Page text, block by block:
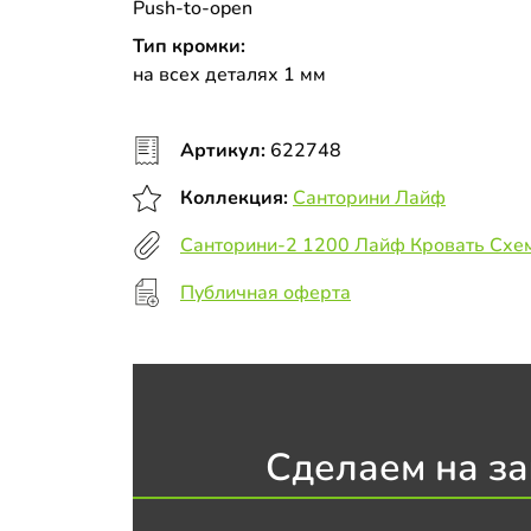
Push-to-open
Тип кромки:
на всех деталях 1 мм
Артикул: 622748
Коллекция: Санторини Лайф
Санторини-2 1200 Лайф Кровать
Публичная оферта
Сделаем на